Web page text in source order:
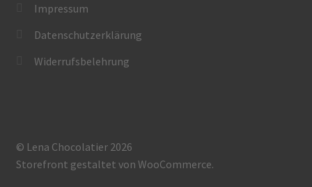
Impressum
Datenschutzerklärung
Widerrufsbelehrung
© Lena Chocolatier 2026
Storefront gestaltet von WooCommerce.